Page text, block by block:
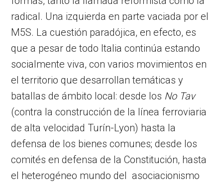
radical. Una izquierda en parte vaciada por el
M5S. La cuestión paradójica, en efecto, es
que a pesar de todo Italia continúa estando
socialmente viva, con varios movimientos en
el territorio que desarrollan temáticas y
batallas de ámbito local: desde los No Tav
(contra la construcción de la línea ferroviaria
de alta velocidad Turín-Lyon) hasta la
defensa de los bienes comunes; desde los
comités en defensa de la Constitución, hasta
el heterogéneo mundo del asociacionismo